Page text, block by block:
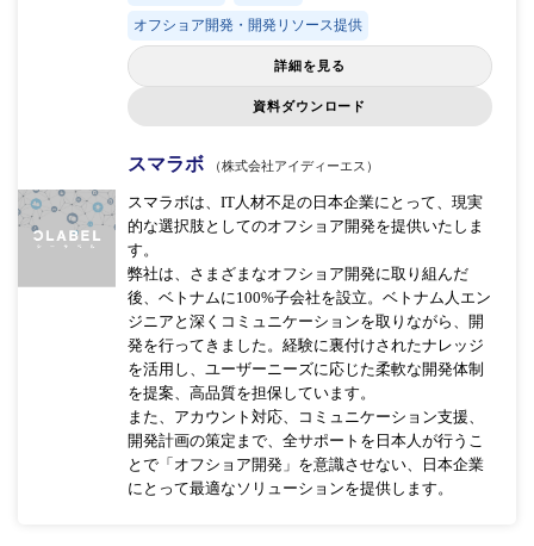
オフショア開発・開発リソース提供
詳細を見る
資料ダウンロード
スマラボ （株式会社アイディーエス）
スマラボは、IT人材不足の日本企業にとって、現実
的な選択肢としてのオフショア開発を提供いたしま
す。
弊社は、さまざまなオフショア開発に取り組んだ
後、ベトナムに100%子会社を設立。ベトナム人エン
ジニアと深くコミュニケーションを取りながら、開
発を行ってきました。経験に裏付けされたナレッジ
を活用し、ユーザーニーズに応じた柔軟な開発体制
を提案、高品質を担保しています。
また、アカウント対応、コミュニケーション支援、
開発計画の策定まで、全サポートを日本人が行うこ
とで「オフショア開発」を意識させない、日本企業
にとって最適なソリューションを提供します。